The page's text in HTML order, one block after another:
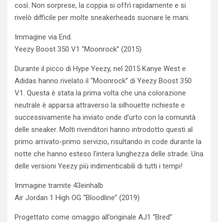
così. Non sorprese, la coppia si offrì rapidamente e si
rivelò difficile per molte sneakerheads suonare le mani.
Immagine via End.
Yeezy Boost 350 V1 “Moonrock” (2015)
Durante il picco di Hype Yeezy, nel 2015 Kanye West e
Adidas hanno rivelato il “Moonrock” di Yeezy Boost 350
V1. Questa è stata la prima volta che una colorazione
neutrale è apparsa attraverso la silhouette richieste e
successivamente ha inviato onde d’urto con la comunità
delle sneaker. Molti rivenditori hanno introdotto questi al
primo arrivato-primo servizio, risultando in code durante la
notte che hanno esteso l’intera lunghezza delle strade. Una
delle versioni Yeezy più indimenticabili di tutti i tempi!
Immagine tramite 43einhalb
Air Jordan 1 High OG “Bloodline” (2019)
Progettato come omaggio all’originale AJ1 “Bred”